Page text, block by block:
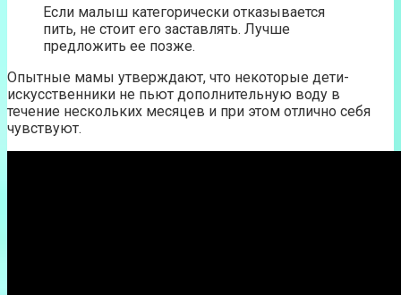
Если малыш категорически отказывается
пить, не стоит его заставлять. Лучше
предложить ее позже.
Опытные мамы утверждают, что некоторые дети-
искусственники не пьют дополнительную воду в
течение нескольких месяцев и при этом отлично себя
чувствуют.